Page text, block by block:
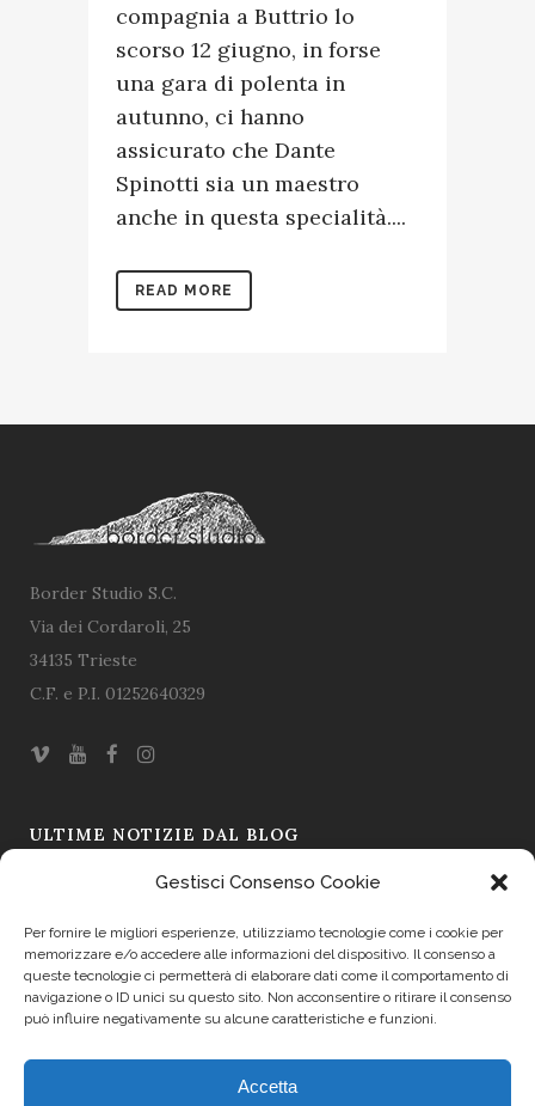
Gestisci Consenso Cookie
Per fornire le migliori esperienze, utilizziamo tecnologie come i cookie per
memorizzare e/o accedere alle informazioni del dispositivo. Il consenso a
queste tecnologie ci permetterà di elaborare dati come il comportamento di
navigazione o ID unici su questo sito. Non acconsentire o ritirare il consenso
può influire negativamente su alcune caratteristiche e funzioni.
Accetta
compagnia a Buttrio lo
scorso 12 giugno, in forse
una gara di polenta in
autunno, ci hanno
assicurato che Dante
Spinotti sia un maestro
anche in questa specialità....
READ MORE
Border Studio S.C.
Via dei Cordaroli, 25
34135 Trieste
C.F. e P.I. 01252640329
ULTIME NOTIZIE DAL BLOG
Omaggio a Ugo Borsatti – L’immagine come testimonianza
Il Sapore si Fa Racconto: La Prima Asta dei Formaggi a Friuli
Doc 2025